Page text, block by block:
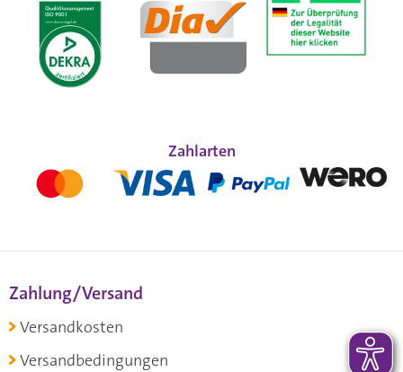
Zahlarten
Zahlung/Versand
Versandkosten
Versandbedingungen